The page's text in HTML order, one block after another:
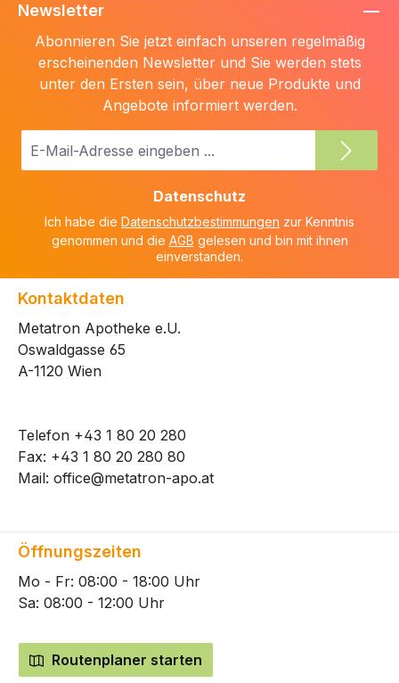
Newsletter
Abonnieren Sie jetzt einfach unseren regelmäßig
erscheinenden Newsletter und Sie werden stets
unter den Ersten sein, über neue Produkte und
Angebote informiert werden.
E-
Datenschutz
Ich habe die Datenschutzbestimmungen zur Kenntnis
genommen und die AGB gelesen und bin mit ihnen
einverstanden.
Kontaktdaten
Metatron Apotheke e.U.
Oswaldgasse 65
A-1120 Wien
Telefon +43 1 80 20 280
Fax: +43 1 80 20 280 80
Mail: office@metatron-apo.at
Öffnungszeiten
Mo - Fr: 08:00 - 18:00 Uhr
Sa: 08:00 - 12:00 Uhr
Routenplaner starten